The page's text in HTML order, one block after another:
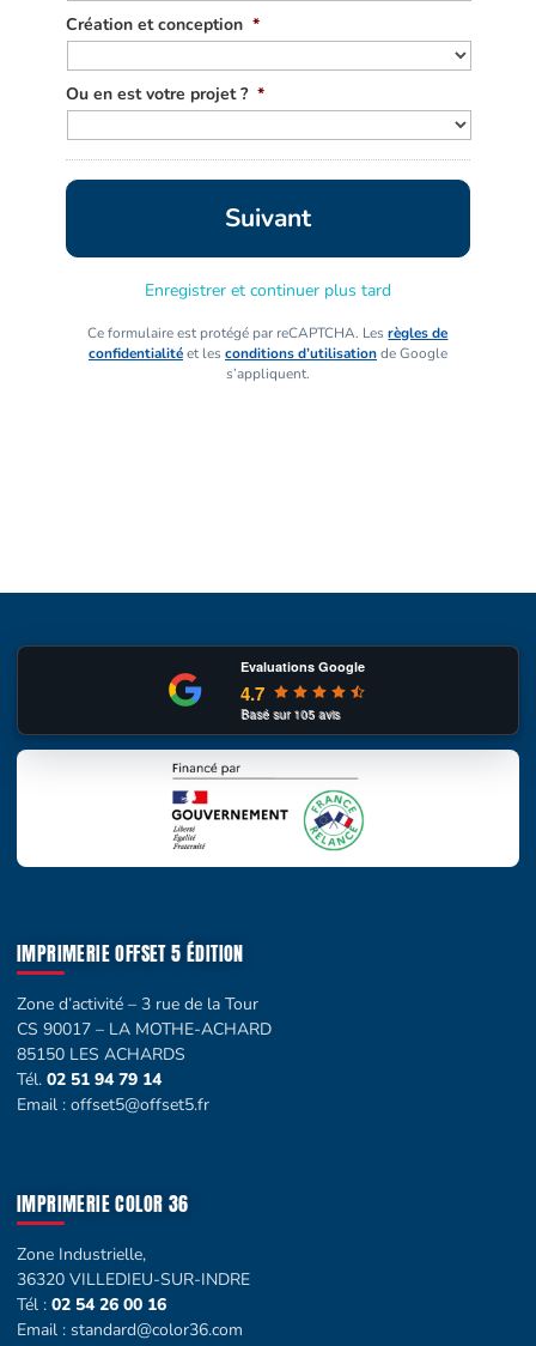
Création et conception *
Ou en est votre projet ? *
Enregistrer et continuer plus tard
Ce formulaire est protégé par reCAPTCHA. Lesrègles de
confidentialitéet les conditions d’utilisationde Google
s’appliquent.
Evaluations Google
4.7
Basé sur105avis
IMPRIMERIE OFFSET 5 ÉDITION
Zone d’activité – 3 rue de la Tour
CS 90017 – LA MOTHE-ACHARD
85150 LES ACHARDS
Tél. 02 51 94 79 14
Email : offset5@offset5.fr
IMPRIMERIE COLOR 36
Zone Industrielle,
36320 VILLEDIEU-SUR-INDRE
Tél : 02 54 26 00 16
Email : standard@color36.com